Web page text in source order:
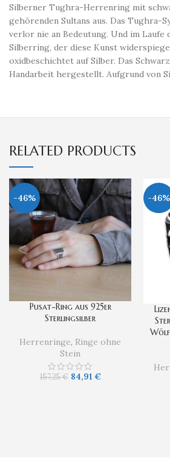
Silberner Tughra-Herrenring mit
gehörenden Sultans aus. Das Tughra-
verlor nie an Bedeutung. Und im
Silberring, der diese Kunst
oxidbeschichtet auf Silber. Das
Handarbeit hergestellt. Aufgrund von
RELATED PRODUCTS
-46%
Pusat-Ring aus 925er
Sterlingsilber
Herrenringe, Ringe ohne
Stein
157,25€ 84,91 €
-46%